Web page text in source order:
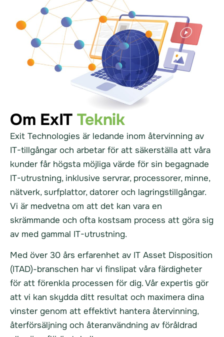
Om ExIT Teknik
Exit Technologies är ledande inom återvinning av
IT-tillgångar och arbetar för att säkerställa att våra
kunder får högsta möjliga värde för sin begagnade
IT-utrustning, inklusive servrar, processorer, minne,
nätverk, surfplattor, datorer och lagringstillgångar.
Vi är medvetna om att det kan vara en
skrämmande och ofta kostsam process att göra sig
av med gammal IT-utrustning.
Med över 30 års erfarenhet av IT Asset Disposition
(ITAD)-branschen har vi finslipat våra färdigheter
för att förenkla processen för dig. Vår expertis gör
att vi kan skydda ditt resultat och maximera dina
vinster genom att effektivt hantera återvinning,
återförsäljning och återanvändning av föråldrad